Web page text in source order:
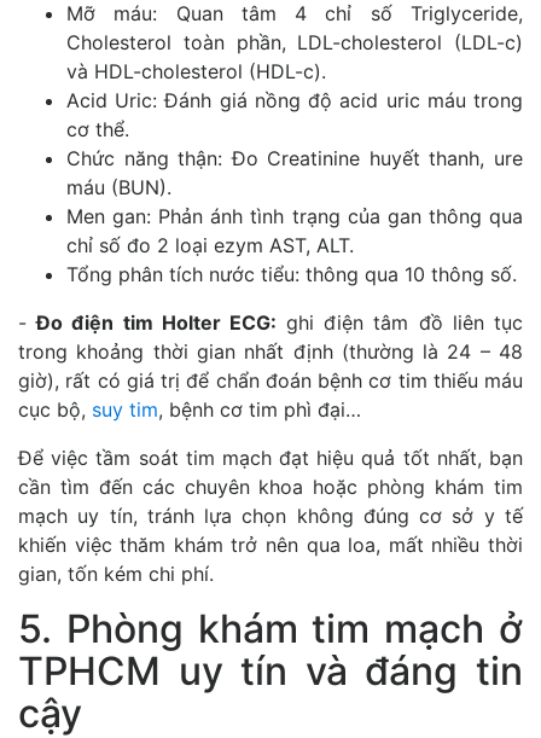
Mỡ máu: Quan tâm 4 chỉ số Triglyceride,
Cholesterol toàn phần, LDL-cholesterol (LDL-c)
và HDL-cholesterol (HDL-c).
Acid Uric: Đánh giá nồng độ acid uric máu trong
cơ thể.
Chức năng thận: Đo Creatinine huyết thanh, ure
máu (BUN).
Men gan: Phản ánh tình trạng của gan thông qua
chỉ số đo 2 loại ezym AST, ALT.
Tổng phân tích nước tiểu: thông qua 10 thông số.
-Đo điện tim Holter ECG: ghi điện tâm đồ liên tục
trong khoảng thời gian nhất định (thường là 24 – 48
giờ), rất có giá trị để chẩn đoán bệnh cơ tim thiếu máu
cục bộ, suy tim, bệnh cơ tim phì đại…
Để việc tầm soát tim mạch đạt hiệu quả tốt nhất, bạn
cần tìm đến các chuyên khoa hoặc phòng khám tim
mạch uy tín, tránh lựa chọn không đúng cơ sở y tế
khiến việc thăm khám trở nên qua loa, mất nhiều thời
gian, tốn kém chi phí.
5. Phòng khám tim mạch ở
TPHCM uy tín và đáng tin
cậy